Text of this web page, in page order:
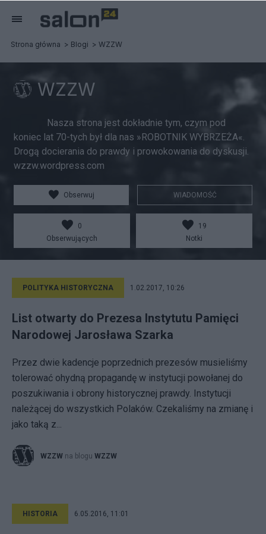
Strona główna Blogi WZZW
WZZW
Nasza strona jest dokładnie tym, czym pod
koniec lat 70-tych był dla nas »ROBOTNIK WYBRZEŻA«.
Drogą docierania do prawdy i prowokowania do dyskusji.
wzzw.wordpress.com
Obserwuj WIADOMOŚĆ
0
Obserwujących
19
Notki
POLITYKA HISTORYCZNA 1.02.2017, 10:26
List otwarty do Prezesa Instytutu Pamięci
Narodowej Jarosława Szarka
Przez dwie kadencje poprzednich prezesów musieliśmy
tolerować ohydną propagandę w instytucji powołanej do
poszukiwania i obrony historycznej prawdy. Instytucji
należącej do wszystkich Polaków. Czekaliśmy na zmianę i
jako taką z...
WZZW na blogu WZZW
HISTORIA 6.05.2016, 11:01